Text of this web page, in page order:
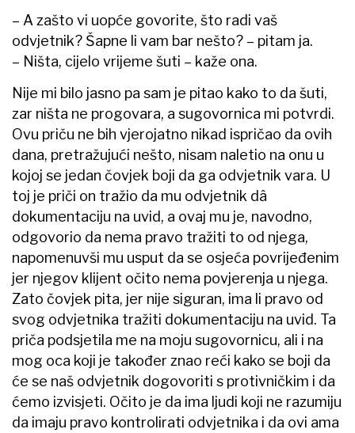
– A zašto vi uopće govorite, što radi vaš
odvjetnik? Šapne li vam bar nešto? – pitam ja.
– Ništa, cijelo vrijeme šuti – kaže ona.
Nije mi bilo jasno pa sam je pitao kako to da šuti,
zar ništa ne progovara, a sugovornica mi potvrdi.
Ovu priču ne bih vjerojatno nikad ispričao da ovih
dana, pretražujući nešto, nisam naletio na onu u
kojoj se jedan čovjek boji da ga odvjetnik vara. U
toj je priči on tražio da mu odvjetnik dâ
dokumentaciju na uvid, a ovaj mu je, navodno,
odgovorio da nema pravo tražiti to od njega,
napomenuvši mu usput da se osjeća povrijeđenim
jer njegov klijent očito nema povjerenja u njega.
Zato čovjek pita, jer nije siguran, ima li pravo od
svog odvjetnika tražiti dokumentaciju na uvid. Ta
priča podsjetila me na moju sugovornicu, ali i na
mog oca koji je također znao reći kako se boji da
će se naš odvjetnik dogovoriti s protivničkim i da
ćemo izvisjeti. Očito je da ima ljudi koji ne razumiju
da imaju pravo kontrolirati odvjetnika i da ovi ama